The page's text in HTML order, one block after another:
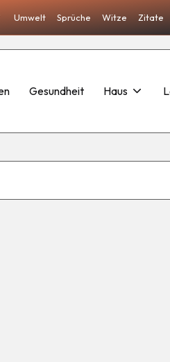
Umwelt Sprüche Witze Zitate
Gesundheit Haus